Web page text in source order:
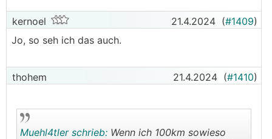
kernoel 21.4.2024 (#1409)
Jo, so seh ich das auch.
thohem 21.4.2024 (#1410)
Muehl4tler schrieb: Wenn ich 100km sowieso